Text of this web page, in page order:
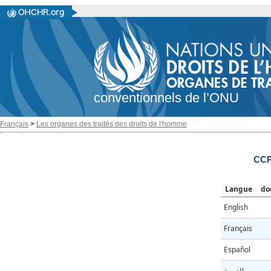
conventionnels de l’ONU
Français > Les organes des traités des droits de l'homme
Langue
English
Français
Español